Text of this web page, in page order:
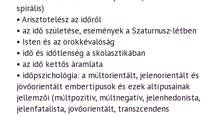
a
vallásokban
és
a
szellemtudományban
rész
(2013.04.14.)
mennyiség
spirális)
• Arisztotelész az időről
• az idő születése, események a Szaturnusz-létben
• Isten és az örökkévalóság
• idő és időtlenség a skolasztikában
• az idő kettős áramlata
• időpszichológia: a múltorientált, jelenorientált és
jövőorientált embertípusok és ezek altípusainak
jellemzői (múltpozitív, múltnegatív, jelenhedonista,
jelenfatalista, jövőorientált, transzcendens